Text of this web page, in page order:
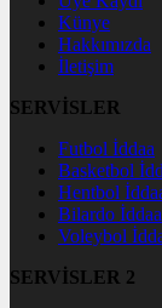
Künye
Hakkımızda
İletişim
SERVİSLER
Futbol İddaa
Basketbol
Hentbol
Bilardo İddaa
Voleybol
SERVİSLER 2